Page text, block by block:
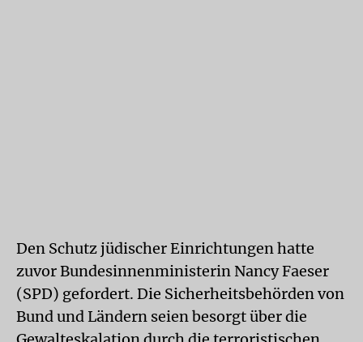
Den Schutz jüdischer Einrichtungen hatte
zuvor Bundesinnenministerin Nancy Faeser
(SPD) gefordert. Die Sicherheitsbehörden von
Bund und Ländern seien besorgt über die